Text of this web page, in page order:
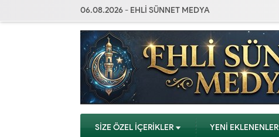
06.08.2026 - EHLİ SÜNNET MEDYA
SİZE ÖZEL İÇERİKLER YENİ EKLENENLER